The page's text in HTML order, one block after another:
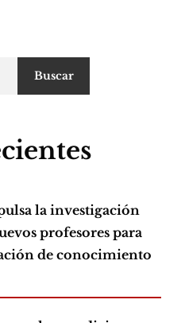
Buscar
la investigación
profesores para
de conocimiento